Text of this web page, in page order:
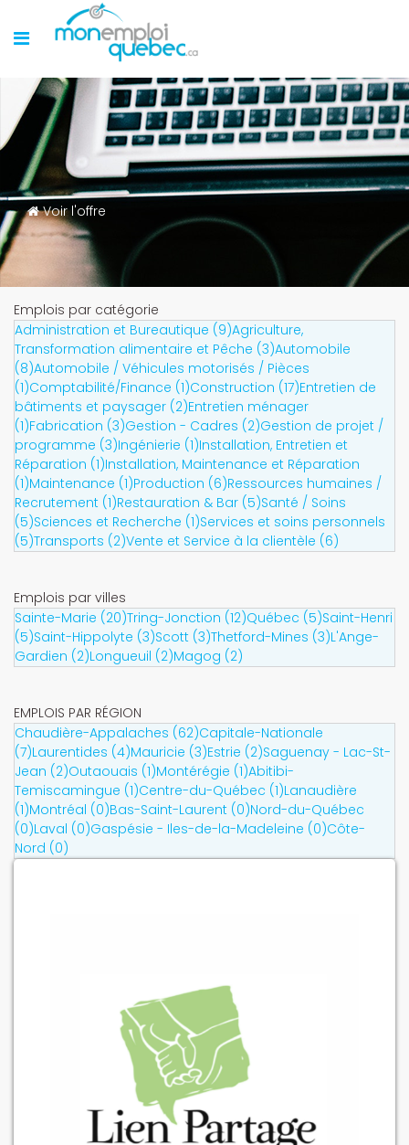
Voir l'offre
Emplois par catégorie
Administration et Bureautique (9)Agriculture,
Transformation alimentaire et Pêche (3)Automobile
(8)Automobile / Véhicules motorisés / Pièces
(1)Comptabilité/Finance (1)Construction (17)Entretien de
bâtiments et paysager (2)Entretien ménager
(1)Fabrication (3)Gestion - Cadres (2)Gestion de projet /
programme (3)Ingénierie (1)Installation, Entretien et
Réparation (1)Installation, Maintenance et Réparation
(1)Maintenance (1)Production (6)Ressources humaines /
Recrutement (1)Restauration & Bar (5)Santé / Soins
(5)Sciences et Recherche (1)Services et soins personnels
(5)Transports (2)Vente et Service à la clientèle (6)
Emplois par villes
Sainte-Marie (20)Tring-Jonction (12)Québec (5)Saint-Henri
(5)Saint-Hippolyte (3)Scott (3)Thetford-Mines (3)L'Ange-
Gardien (2)Longueuil (2)Magog (2)
EMPLOIS PAR RÉGION
Chaudière-Appalaches (62)Capitale-Nationale
(7)Laurentides (4)Mauricie (3)Estrie (2)Saguenay - Lac-St-
Jean (2)Outaouais (1)Montérégie (1)Abitibi-
Temiscamingue (1)Centre-du-Québec (1)Lanaudière
(1)Montréal (0)Bas-Saint-Laurent (0)Nord-du-Québec
(0)Laval (0)Gaspésie - Iles-de-la-Madeleine (0)Côte-
Nord (0)